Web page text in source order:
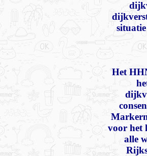
Het
voor het
alle